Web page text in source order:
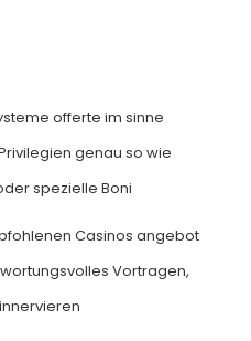
offerte im sinne
genau so wie
spezielle Boni
Casinos angebot
Vortragen,